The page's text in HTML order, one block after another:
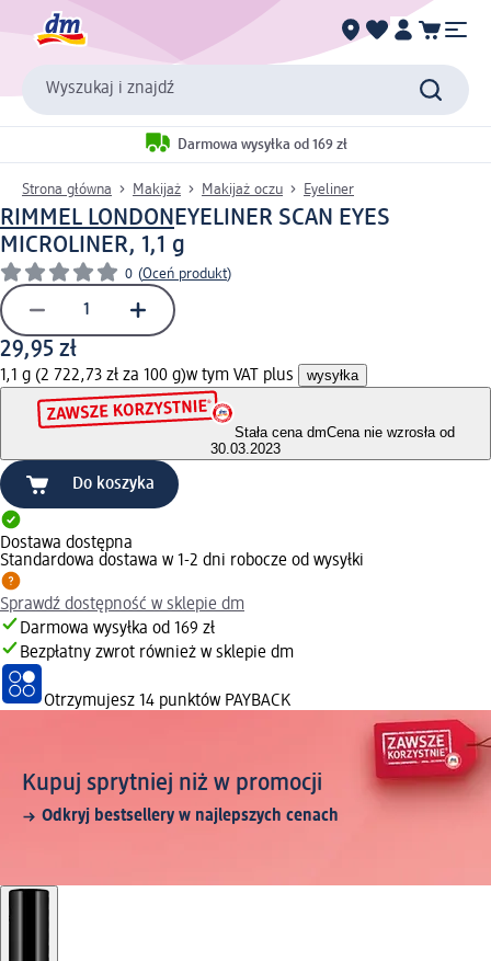
Wyszukaj i znajdź
Darmowa wysyłka od 169 zł
Strona główna Makijaż Makijaż oczu Eyeliner
RIMMEL LONDONEYELINER SCAN EYES
MICROLINER, 1,1 g
0 (Oceń produkt)
29,95 zł
1,1 g (2 722,73 zł za 100 g)w tym VAT plus wysyłka
Stała cena dmCena nie wzrosła od
30.03.2023
Do koszyka
Dostawa dostępna
Standardowa dostawa w 1-2 dni robocze od wysyłki
Sprawdź dostępność w sklepie dm
Darmowa wysyłka od 169 zł
Bezpłatny zwrot również w sklepie dm
Otrzymujesz 14 punktów PAYBACK
Kupuj sprytniej niż w promocji
Odkryj bestsellery w najlepszych cenach